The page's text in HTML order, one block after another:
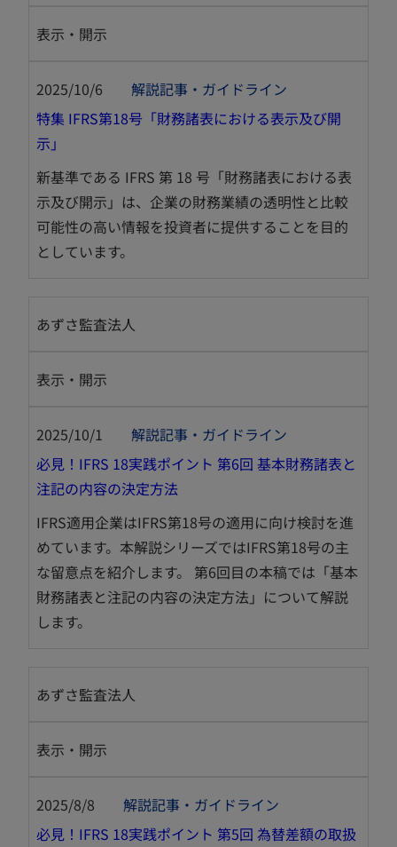
表示・開示
2025/10/6
解説記事・ガイドライン
特集 IFRS第18号「財務諸表における表示及び開
示」
し
い
タ
ブ
く
新基準である IFRS 第 18 号「財務諸表における表
示及び開示」は、企業の財務業績の透明性と比較
可能性の高い情報を投資者に提供することを目的
としています。
あずさ監査法人
表示・開示
2025/10/1
解説記事・ガイドライン
必見！IFRS 18実践ポイント 第6回 基本財務諸表と
注記の内容の決定方法
し
い
ブ
IFRS適用企業はIFRS第18号の適用に向け検討を進
めています。本解説シリーズではIFRS第18号の主
な留意点を紹介します。 第6回目の本稿では「基本
財務諸表と注記の内容の決定方法」について解説
します。
あずさ監査法人
表示・開示
2025/8/8
解説記事・ガイドライン
必見！IFRS 18実践ポイント 第5回 為替差額の取扱